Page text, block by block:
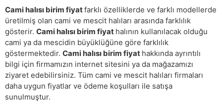
Cami halısı birim fiyatfarklı özelliklerde ve farklı modellerde
üretilmiş olan cami ve mescit halıları arasında farklılık
gösterir. Cami halısı birim fiyat halının kullanılacak olduğu
cami ya da mescidin büyüklüğüne göre farklılık
göstermektedir. Cami halısı birim fiyat hakkında ayrıntılı
bilgi için firmamızın internet sitesini ya da mağazamızı
ziyaret edebilirsiniz. Tüm cami ve mescit halıları firmaları
daha uygun fiyatlar ve ödeme koşulları ile satışa
sunulmuştur.